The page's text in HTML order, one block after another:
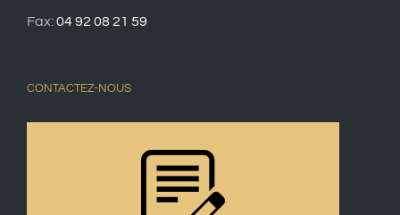
Fax:04 92 08 21 59
CONTACTEZ-NOUS